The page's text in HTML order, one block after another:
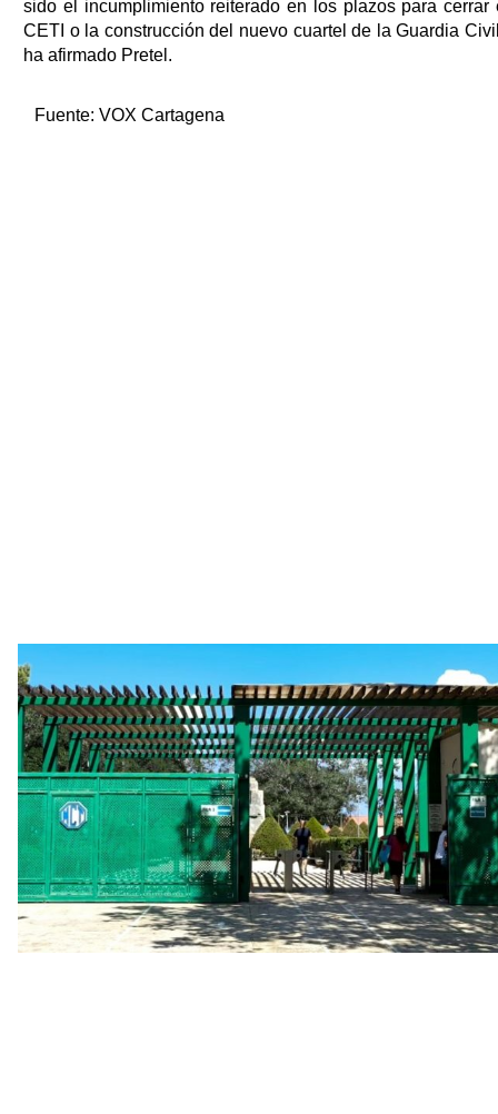
sido el incumplimiento reiterado en los plazos para cerrar
CETI o la construcción del nuevo cuartel de la Guardia
ha afirmado Pretel.
Fuente: VOX Cartagena